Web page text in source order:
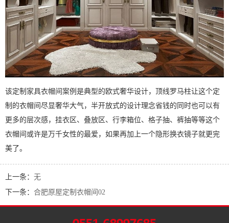
该定制家具衣帽间案例是典型的欧式奢华设计，顶线罗马柱让这个定
制的衣帽间尽显奢华大气，半开放式的设计理念省钱的同时也可以有
更多的层次感，挂衣区、叠放区、行李箱位、格子抽、裤抽等等这个
衣帽间或许是万千女性的最爱，如果再加上一个隐形换衣镜子就更完
美了。
上一条： 无
下一条： 合肥原屋定制衣帽间02